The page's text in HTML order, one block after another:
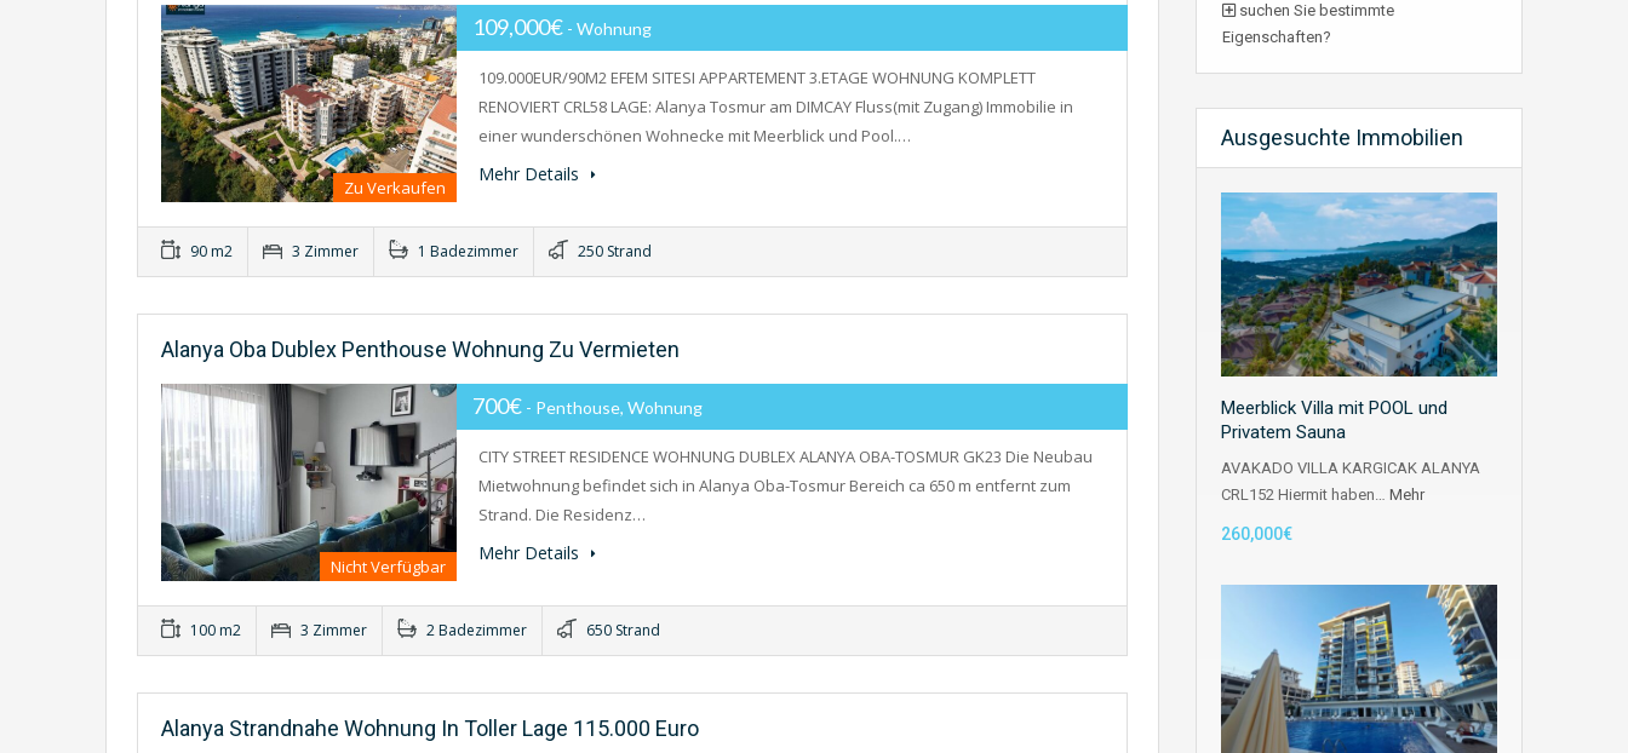
Zu Verkaufen
109,000€ - Wohnung
109.000EUR/90M2 EFEM SITESI APPARTEMENT 3.ETAGE WOHNUNG KOMPLETT
RENOVIERT CRL58 LAGE: Alanya Tosmur am DIMCAY Fluss(mit Zugang) Immobilie in
einer wunderschönen Wohnecke mit Meerblick und Pool.…
Mehr Details
90 m2 3 Zimmer 1 Badezimmer 250 Strand
Alanya Oba Dublex Penthouse Wohnung Zu Vermieten
Nicht Verfügbar
700€ - Penthouse, Wohnung
CITY STREET RESIDENCE WOHNUNG DUBLEX ALANYA OBA-TOSMUR GK23 Die Neubau
Mietwohnung befindet sich in Alanya Oba-Tosmur Bereich ca 650 m entfernt zum
Strand. Die Residenz…
Mehr Details
100 m2 3 Zimmer 2 Badezimmer 650 Strand
Alanya Strandnahe Wohnung In Toller Lage 115.000 Euro
suchen Sie bestimmte
Eigenschaften?
Ausgesuchte Immobilien
Meerblick Villa mit POOL und
Privatem Sauna
AVAKADO VILLA KARGICAK ALANYA
CRL152 Hiermit haben… Mehr
260,000€